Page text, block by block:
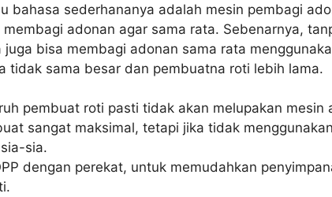
bahasa sederhananya adalah mesin pembagi
adonan agar sama rata. Sebenarnya,
bisa membagi adonan sama rata
tidak sama besar dan pembuatna roti lebih lama.
pembuat roti pasti tidak akan melupakan mesin
sangat maksimal, tetapi jika tidak
sia.
dengan perekat, untuk memudahkan